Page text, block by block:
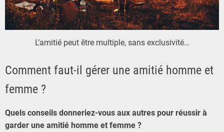
L’amitié peut être multiple, sans exclusivité…
Comment faut-il gérer une amitié homme et
femme ?
Quels conseils donneriez-vous aux autres pour réussir à
garder une amitié homme et femme ?